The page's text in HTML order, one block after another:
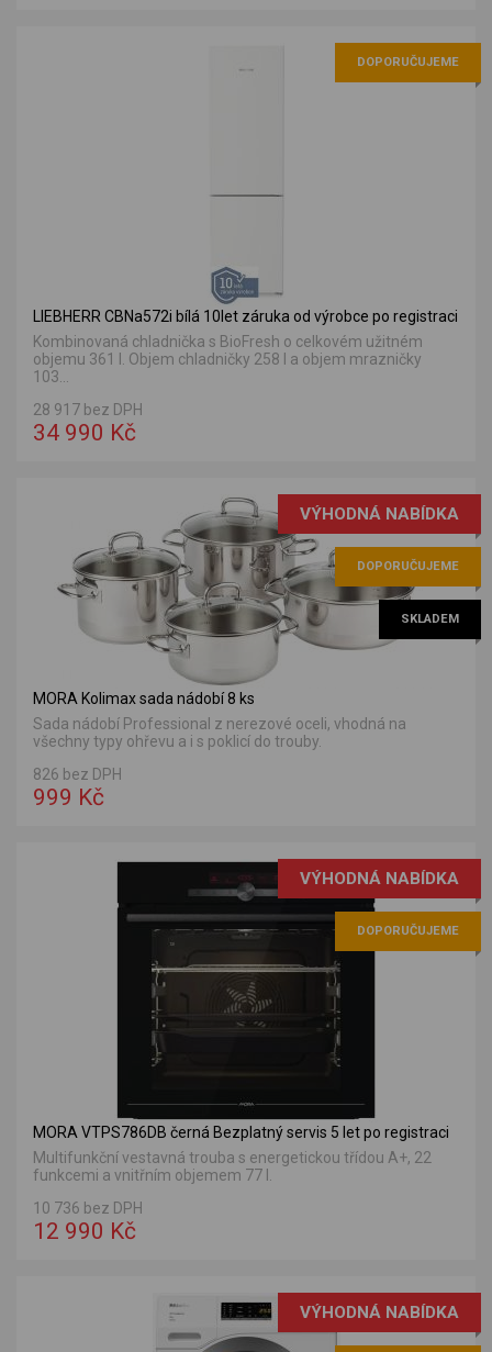
DOPORUČUJEME
LIEBHERR CBNa572i bílá 10let záruka od výrobce po registraci
Kombinovaná chladnička s BioFresh o celkovém užitném
objemu 361 l. Objem chladničky 258 l a objem mrazničky
103...
28 917 bez DPH
34 990 Kč
VÝHODNÁ NABÍDKA
DOPORUČUJEME
SKLADEM
MORA Kolimax sada nádobí 8 ks
Sada nádobí Professional z nerezové oceli, vhodná na
všechny typy ohřevu a i s poklicí do trouby.
826 bez DPH
999 Kč
VÝHODNÁ NABÍDKA
DOPORUČUJEME
MORA VTPS786DB černá Bezplatný servis 5 let po registraci
Multifunkční vestavná trouba s energetickou třídou A+, 22
funkcemi a vnitřním objemem 77 l.
10 736 bez DPH
12 990 Kč
VÝHODNÁ NABÍDKA